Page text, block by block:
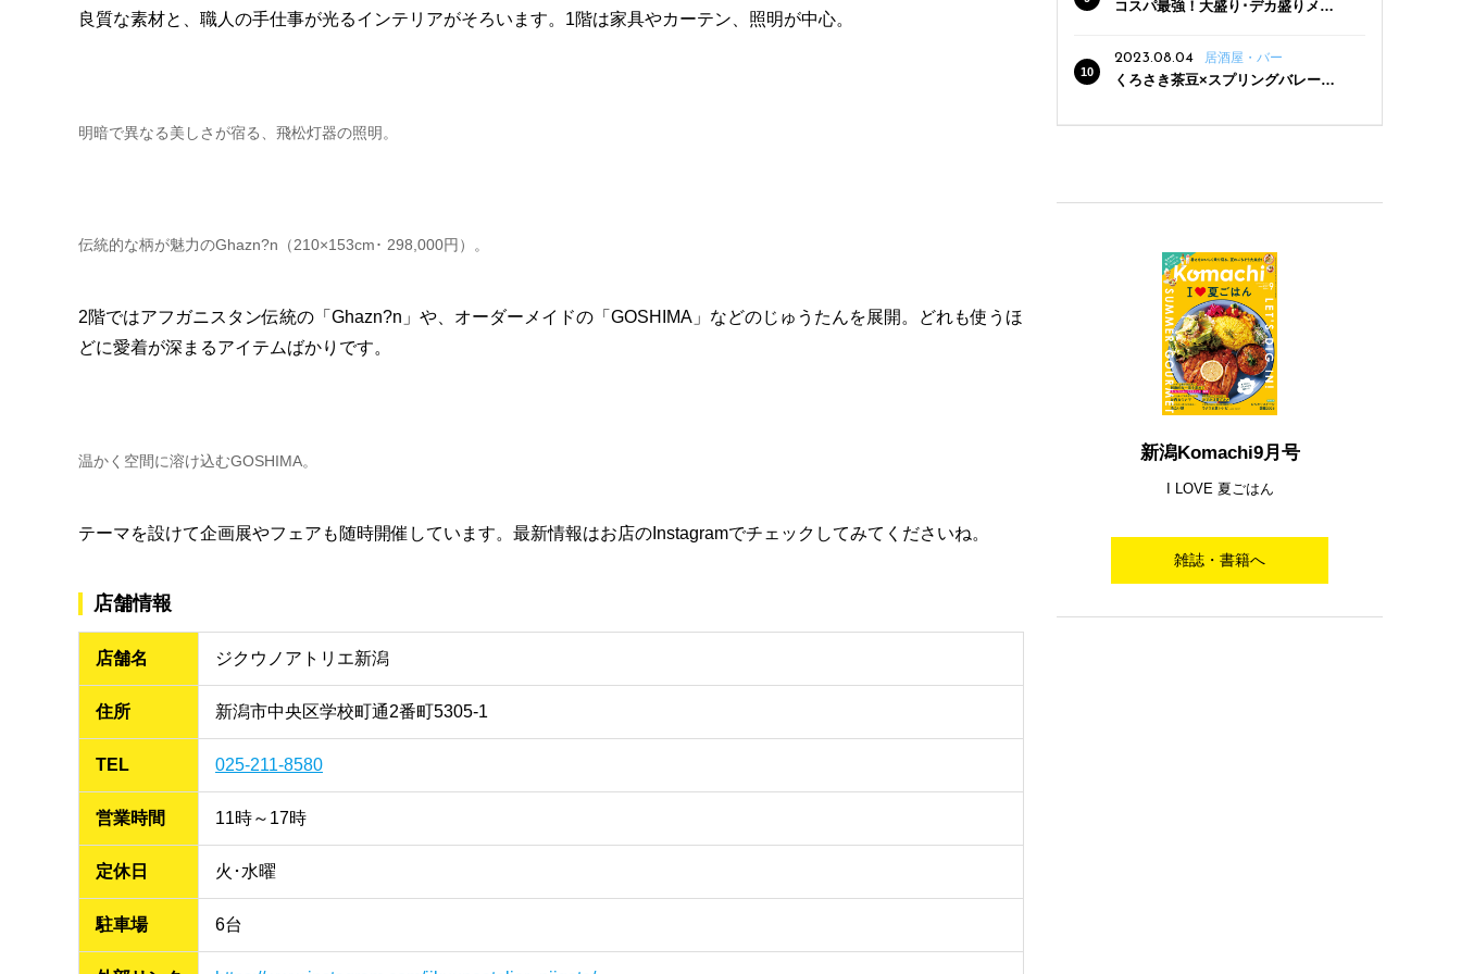
良質な素材と、職人の手仕事が光るインテリアがそろいます。1階は家具やカーテン、照明が中心。
明暗で異なる美しさが宿る、飛松灯器の照明。
伝統的な柄が魅力のGhazn?n（210×153cm･ 298,000円）。
2階ではアフガニスタン伝統の「Ghazn?n」や、オーダーメイドの「GOSHIMA」などのじゅうたんを展開。どれも使うほ
どに愛着が深まるアイテムばかりです。
温かく空間に溶け込むGOSHIMA。
テーマを設けて企画展やフェアも随時開催しています。最新情報はお店のInstagramでチェックしてみてくださいね。
店舗情報
店舗名 ジクウノアトリエ新潟
住所 新潟市中央区学校町通2番町5305-1
TEL 025-211-8580
営業時間 11時～17時
定休日 火･水曜
駐車場 6台
コスパ最強！大盛り･デカ盛りメニ
2023.08.04
居酒屋・バー
くろさき茶豆×スプリングバレー豊
新潟Komachi9月号
I LOVE 夏ごはん
雑誌・書籍へ